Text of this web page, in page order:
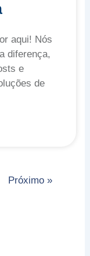
aqui! Nós
diferença,
e
de
Próximo »